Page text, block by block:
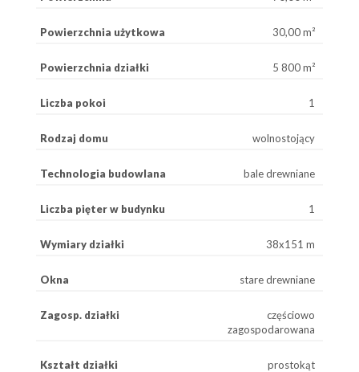
Powierzchnia użytkowa 30,00 m²
Powierzchnia działki 5 800 m²
Liczba pokoi 1
Rodzaj domu wolnostojący
Technologia budowlana bale drewniane
Liczba pięter w budynku 1
Wymiary działki 38x151 m
Okna stare drewniane
Zagosp. działki
częściowo
zagospodarowana
Kształt działki prostokąt